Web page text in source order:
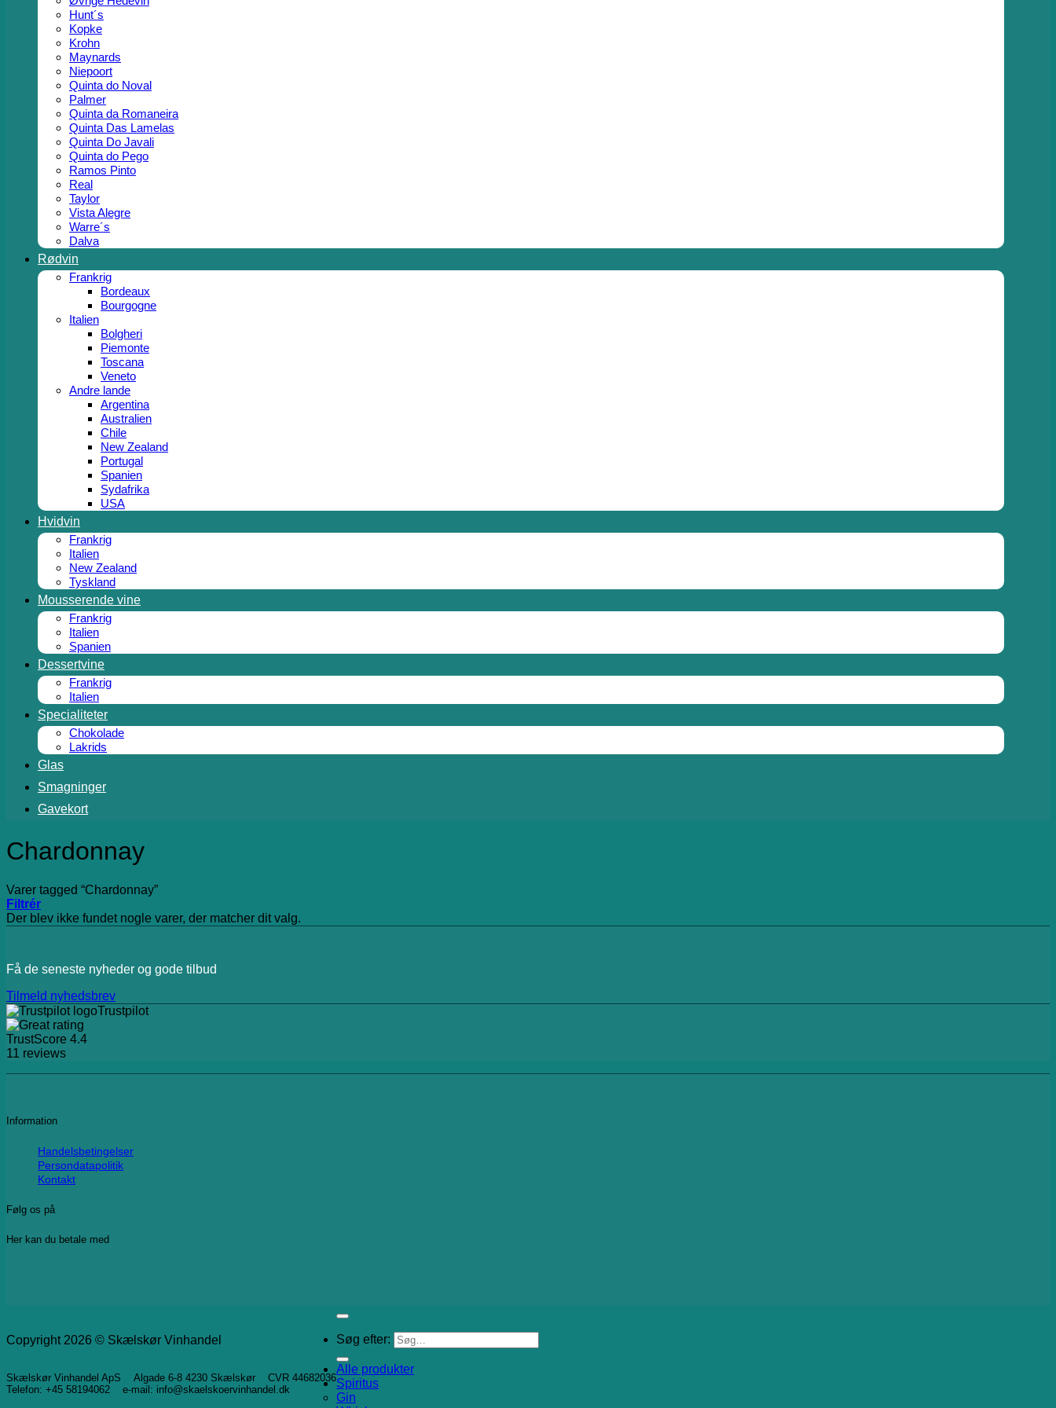
Hunt´s
Kopke
Krohn
Maynards
Niepoort
Quinta do Noval
Palmer
Quinta da Romaneira
Quinta Das Lamelas
Quinta Do Javali
Quinta do Pego
Ramos Pinto
Real
Taylor
Vista Alegre
Warre´s
Dalva
Rødvin
Frankrig
Bordeaux
Bourgogne
Italien
Bolgheri
Piemonte
Toscana
Veneto
Andre lande
Argentina
Australien
Chile
New Zealand
Portugal
Spanien
Sydafrika
USA
Hvidvin
Frankrig
Italien
New Zealand
Tyskland
Mousserende vine
Frankrig
Italien
Spanien
Dessertvine
Frankrig
Italien
Specialiteter
Chokolade
Lakrids
Glas
Smagninger
Gavekort
Chardonnay
Varer tagged “Chardonnay”
Filtrér
Der blev ikke fundet nogle varer, der matcher dit valg.
Få de seneste nyheder og gode tilbud
Tilmeld nyhedsbrev
Trustpilot
TrustScore 4.4
11 reviews
Information
Handelsbetingelser
Persondatapolitik
Kontakt
Følg os på
Her kan du betale med
Copyright 2026 © Skælskør Vinhandel
Skælskør Vinhandel ApS Algade 6-8 4230 Skælskør CVR 44682036
Telefon: +45 58194062 e-mail: info@skaelskoervinhandel.dk
Søg efter:
Alle produkter
Spiritus
Gin